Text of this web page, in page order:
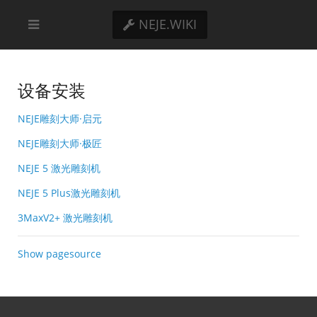
NEJE.WIKI
设备安装
NEJE雕刻大师·启元
NEJE雕刻大师·极匠
NEJE 5 激光雕刻机
NEJE 5 Plus激光雕刻机
3MaxV2+ 激光雕刻机
Show pagesource